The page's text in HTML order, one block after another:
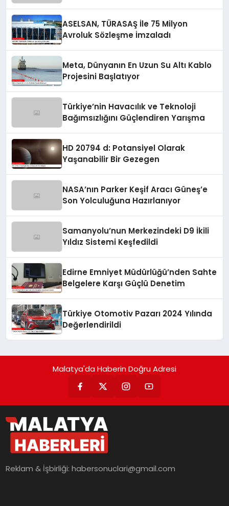
ASELSAN, TÜRASAŞ İle 75 Milyon
Avroluk Sözleşme İmzaladı
Meta, Dünyanın En Uzun Su Altı Kablo
Projesini Başlatıyor
Türkiye’nin Havacılık ve Teknoloji
Bağımsızlığını Güçlendiren Yarışma
HD 20794 d: Potansiyel Olarak
Yaşanabilir Bir Gezegen
NASA’nın Parker Keşif Aracı Güneş’e
Son Yolculuğuna Hazırlanıyor
Samanyolu’nun Merkezindeki D9 İkili
Yıldız Sistemi Keşfedildi
Edirne Emniyet Müdürlüğü’nden Sahte
Belgelere Karşı Güçlü Denetim
Türkiye Otomotiv Pazarı 2024 Yılında
Değerlendirildi
Malatya'da Haberin Doğru Adresi
Reklam & İşbirliği:habersonuclari@gmail.com